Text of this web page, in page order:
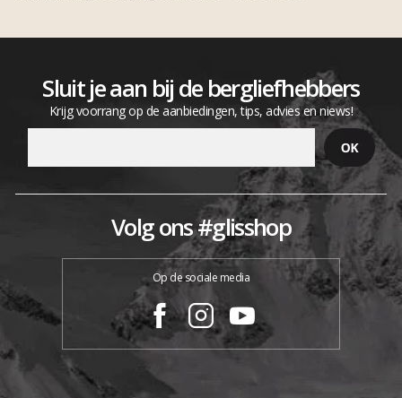
Sluit je aan bij de bergliefhebbers
Krijg voorrang op de aanbiedingen, tips, advies en niews!
Volg ons #glisshop
Op de sociale media